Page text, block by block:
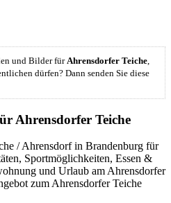
und Bilder für Ahrensdorfer Teiche
dürfen? Dann senden Sie diese
Ahrensdorfer Teiche
/ Ahrensdorf in Brandenburg für
Sportmöglichkeiten, Essen &
und Urlaub am Ahrensdorfer
zum Ahrensdorfer Teiche